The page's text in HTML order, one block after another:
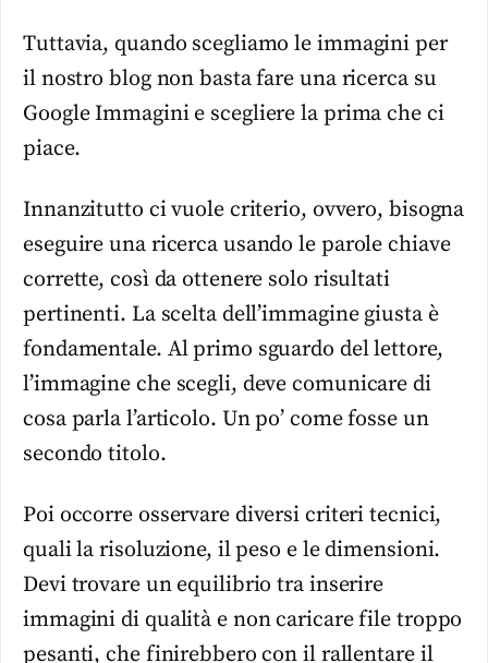
Tuttavia, quando scegliamo le immagini per
il nostro blog non basta fare una ricerca su
Google Immagini e scegliere la prima che ci
piace.
Innanzitutto ci vuole criterio, ovvero, bisogna
eseguire una ricerca usando le parole chiave
corrette, così da ottenere solo risultati
pertinenti. La scelta dell’immagine giusta è
fondamentale. Al primo sguardo del lettore,
l’immagine che scegli, deve comunicare di
cosa parla l’articolo. Un po’ come fosse un
secondo titolo.
Poi occorre osservare diversi criteri tecnici,
quali la risoluzione, il peso e le dimensioni.
Devi trovare un equilibrio tra inserire
immagini di qualità e non caricare file troppo
pesanti, che finirebbero con il rallentare il